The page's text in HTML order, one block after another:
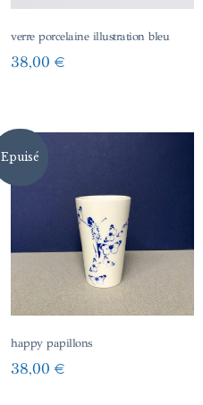
verre porcelaine illustration bleu
38,00 €
Epuisé
happy papillons
38,00 €